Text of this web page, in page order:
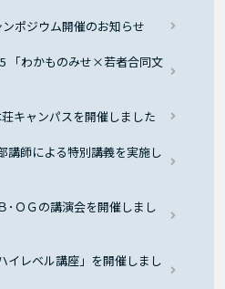
ポジウム開催のお知らせ
「わかものみせ×若者合同文
キャンパスを開催しました
講師による特別講義を実施し
･ＯＧの講演会を開催しまし
イレベル講座」を開催しまし